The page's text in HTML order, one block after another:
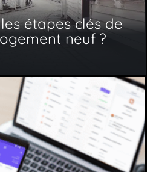
étapes clés de
neuf ?